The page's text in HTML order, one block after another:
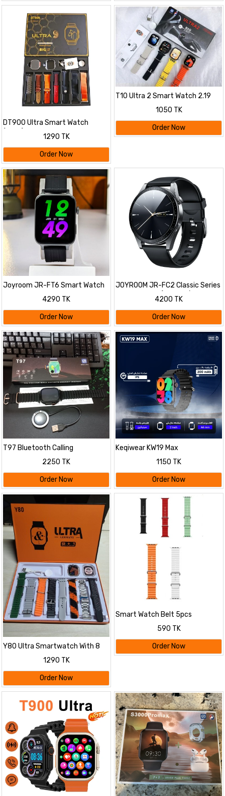
DT900 Ultra Smart Watch
1290 TK
Order Now
T10 Ultra 2 Smart Watch 2.19
inch Large Infinite Display
1050 TK
Order Now
Joyroom JR-FT6 Smart Watch
Bluetooth Call
4290 TK
Order Now
JOYROOM JR-FC2 Classic Series
Smart Watch (Answer/Make
4200 TK
Order Now
T97 Bluetooth Calling
Smartwatch – Black Color image
T97 Bluetooth Calling
Smartwatch – Black Color image
T97 Bluetooth Calling
Smartwatch – Black Color
2250 TK
Order Now
Ke­qiwear KW19 Max
Multifunctional Smart Watch
1150 TK
Order Now
Y80 Ultra Smartwatch With 8
1290 TK
Order Now
Smart Watch Belt 5pcs
590 TK
Order Now